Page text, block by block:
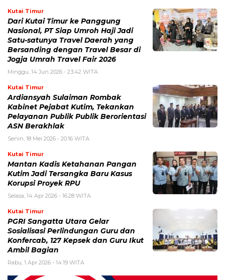
Kutai Timur
Dari Kutai Timur ke Panggung
Nasional, PT Siap Umroh Haji Jadi
Satu-satunya Travel Daerah yang
Bersanding dengan Travel Besar di
Jogja Umrah Travel Fair 2026
Minggu, 14 Jun 2026 - 23:42 WITA
Kutai Timur
Ardiansyah Sulaiman Rombak
Kabinet Pejabat Kutim, Tekankan
Pelayanan Publik Publik Berorientasi
ASN Berakhlak
Senin, 18 Mei 2026 - 20:16 WITA
Kutai Timur
Mantan Kadis Ketahanan Pangan
Kutim Jadi Tersangka Baru Kasus
Korupsi Proyek RPU
Selasa, 14 Apr 2026 - 16:28 WITA
Kutai Timur
PGRI Sangatta Utara Gelar
Sosialisasi Perlindungan Guru dan
Konfercab, 127 Kepsek dan Guru Ikut
Ambil Bagian
Rabu, 1 Apr 2026 - 14:19 WITA